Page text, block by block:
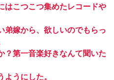
はこつこつ集めたレコードや
弟嫁から、欲しいのでもらっ
？第一音楽好きなんて聞いた
うにした。